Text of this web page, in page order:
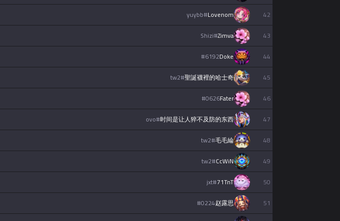
42
Lovenom
#
yuybb
43
Zimva
#
Shizi
44
Doke
#6192
45
聖誕襪裡的哈士奇
#
tw2
46
Fater
#0626
47
时间是让人猝不及防的东西
#
ovo
48
毛毛綸
#
tw2
49
CcWiN
#
tw2
50
71TnT
#
jxt
51
赵露思
#0224